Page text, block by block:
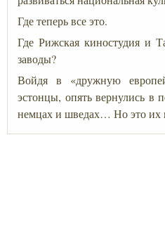
Где теперь все это.
Где Рижская киностудия и
заводы?
Войдя в «дружную
эстонцы, опять вернулись в
немцах и шведах… Но это их